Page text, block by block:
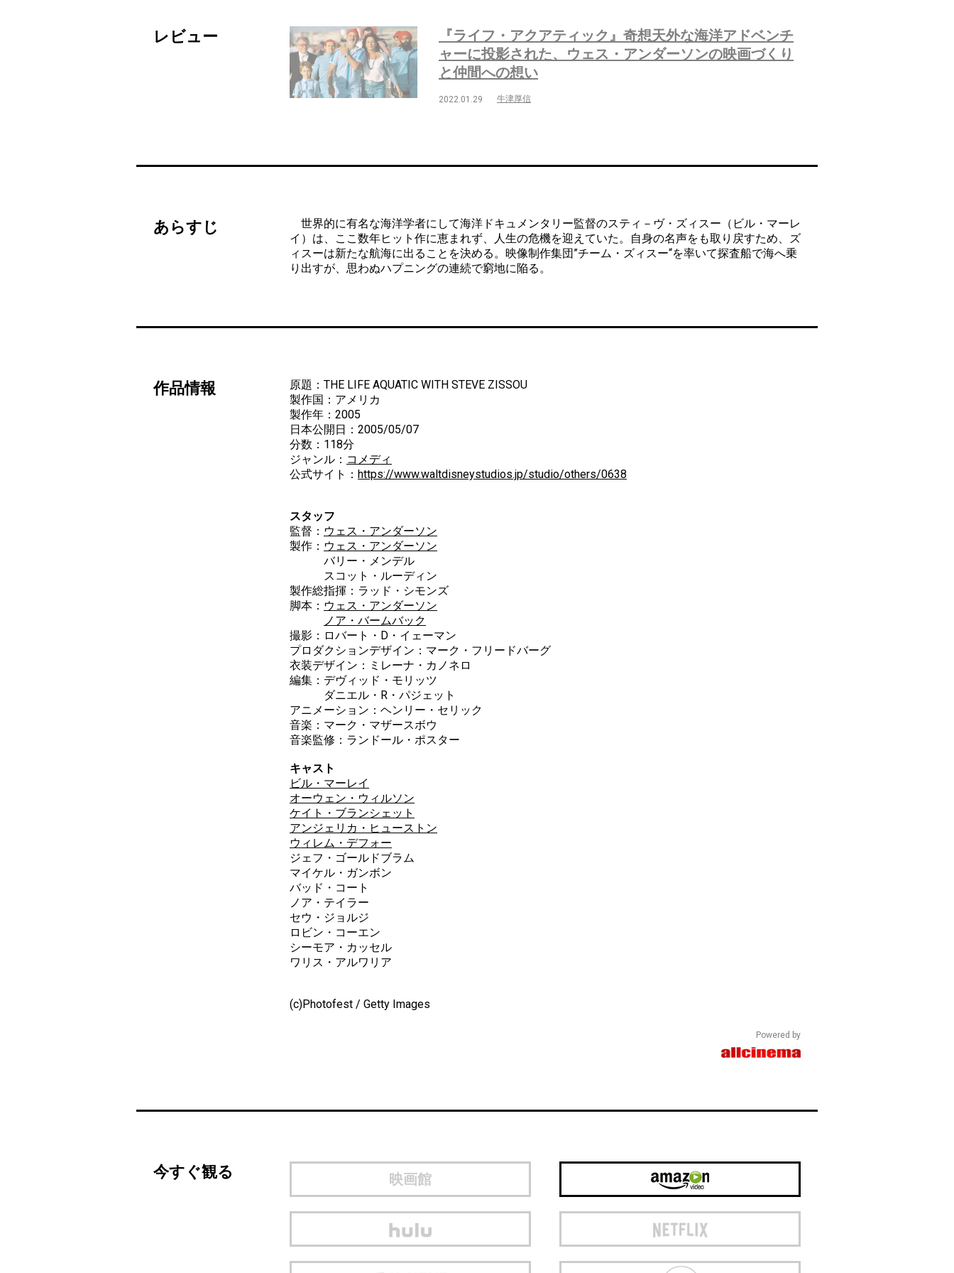
レビュー
『ライフ・アクアティック』奇想天外な海洋アドベンチ
ャーに投影された、ウェス・アンダーソンの映画づくり
と仲間への想い
2022.01.29 牛津厚信
あらすじ
世界的に有名な海洋学者にして海洋ドキュメンタリー監督のスティ－ヴ・ズィスー（ビル・マーレ
イ）は、ここ数年ヒット作に恵まれず、人生の危機を迎えていた。自身の名声をも取り戻すため、ズ
ィスーは新たな航海に出ることを決める。映像制作集団”チーム・ズィスー“を率いて探査船で海へ乗
り出すが、思わぬハプニングの連続で窮地に陥る。
作品情報
原題：THE LIFE AQUATIC WITH STEVE ZISSOU
製作国：アメリカ
製作年：2005
日本公開日：2005/05/07
分数：118分
ジャンル： コメディ
公式サイト： https://www.waltdisneystudios.jp/studio/others/0638
スタッフ
監督： ウェス・アンダーソン
製作： ウェス・アンダーソン
バリー・メンデル
スコット・ルーディン
製作総指揮：ラッド・シモンズ
脚本： ウェス・アンダーソン
ノア・バームバック
撮影：ロバート・D・イェーマン
プロダクションデザイン：マーク・フリードバーグ
衣装デザイン：ミレーナ・カノネロ
編集：デヴィッド・モリッツ
ダニエル・R・パジェット
アニメーション：ヘンリー・セリック
音楽：マーク・マザースボウ
音楽監修：ランドール・ポスター
キャスト
ビル・マーレイ
オーウェン・ウィルソン
ケイト・ブランシェット
アンジェリカ・ヒューストン
ウィレム・デフォー
ジェフ・ゴールドブラム
マイケル・ガンボン
バッド・コート
ノア・テイラー
セウ・ジョルジ
ロビン・コーエン
シーモア・カッセル
ワリス・アルワリア
(c)Photofest / Getty Images
Powered by
今すぐ観る 映画館